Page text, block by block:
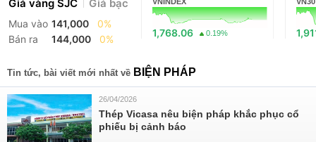
Giá vàng SJC Giá bạc
Mua vào 141,000
0%
Bán ra
144,000 0%
1,768.06 0.19%
Tin tức, bài viết mới nhất về BIỆN PHÁP
26/04/2026
Thép Vicasa nêu biện pháp khắc phục cổ
phiếu bị cảnh báo